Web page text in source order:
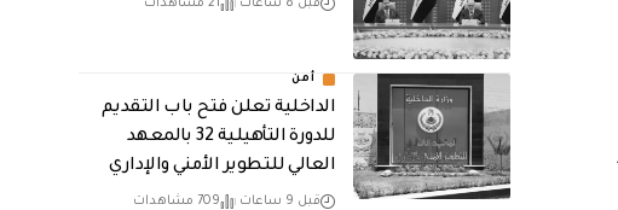
قبل 8 ساعات 21 مشاهدات
أمن
الداخلية تعلن فتح باب التقديم
للدورة التأهيلية 32 بالمعهد
العالي للتطوير الأمني والإداري
قبل 9 ساعات 709 مشاهدات